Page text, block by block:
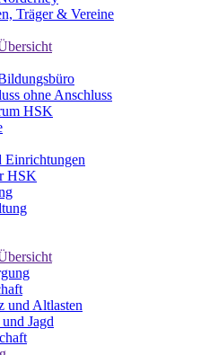
Träger & Vereine
ohne Anschluss
HSK
Einrichtungen
HSK
und Altlasten
Jagd